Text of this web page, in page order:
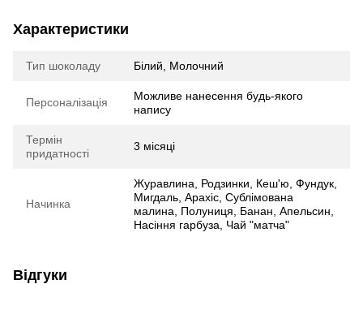
Характеристики
Тип шоколаду Білий, Молочний
Персоналізація
Можливе нанесення будь-якого
напису
Термін
придатності
3 місяці
Начинка
Журавлина, Родзинки, Кеш'ю, Фундук,
Мигдаль, Арахіс, Сублімована
малина, Полуниця, Банан, Апельсин,
Насіння гарбуза, Чай "матча"
Відгуки